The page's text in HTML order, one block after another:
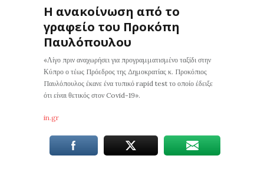
Η ανακοίνωση από το
γραφείο του Προκόπη
Παυλόπουλου
«Λίγο πριν αναχωρήσει για προγραμματισμένο ταξίδι στην
Κύπρο ο τέως Πρόεδρος της Δημοκρατίας κ. Προκόπιος
Παυλόπουλος έκανε ένα τυπικό rapid test το οποίο έδειξε
ότι είναι θετικός στον Covid-19».
in.gr